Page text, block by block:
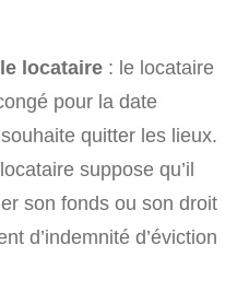
locataire : le locataire
pour la date
quitter les lieux.
suppose qu’il
son fonds ou son droit
d’indemnité d’éviction